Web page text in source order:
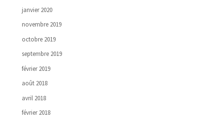
janvier 2020
novembre 2019
octobre 2019
septembre 2019
février 2019
août 2018
avril 2018
février 2018